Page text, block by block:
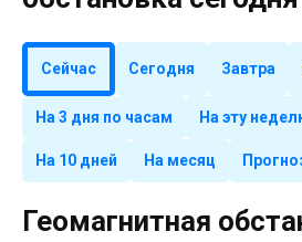
Сейчас Сегодня Завтра
На 3 дня по часам На эту
На 10 дней На месяц
Геомагнитная